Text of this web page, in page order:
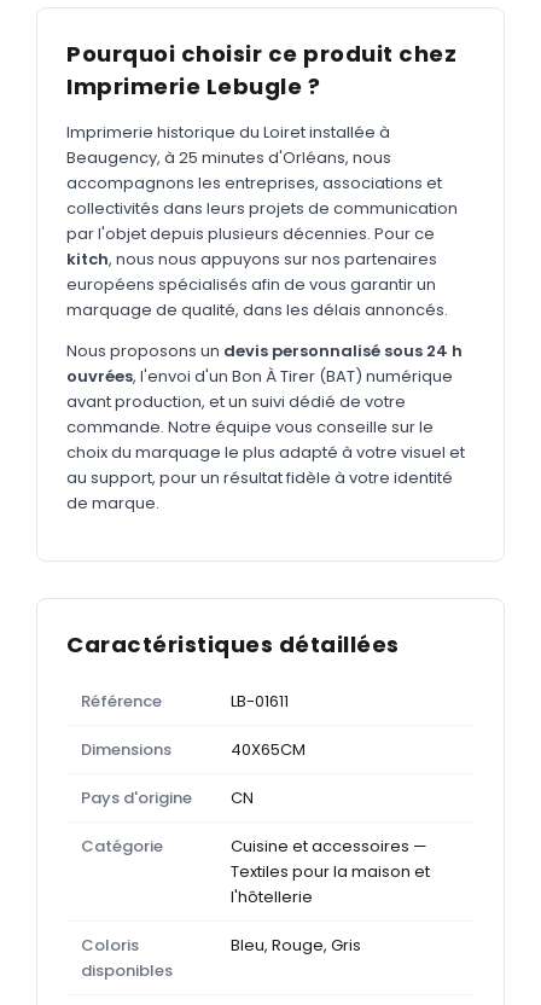
Tee-shirts
Polos Nouveau
Sweatshirts
GOODIES
Catalogue complet Nouveau
Bureau & écriture
Sacs & voyages
Verres & déjeuner
Technologie
Vêtements
Outils & porte-clés
Cuisine
Pourquoi choisir ce produit chez
Imprimerie Lebugle ?
Imprimerie historique du Loiret installée à
Beaugency, à 25 minutes d'Orléans, nous
accompagnons les entreprises, associations et
collectivités dans leurs projets de communication
par l'objet depuis plusieurs décennies. Pour ce
kitch, nous nous appuyons sur nos partenaires
européens spécialisés afin de vous garantir un
marquage de qualité, dans les délais annoncés.
Nous proposons un devis personnalisé sous 24 h
ouvrées, l'envoi d'un Bon À Tirer (BAT) numérique
avant production, et un suivi dédié de votre
commande. Notre équipe vous conseille sur le
choix du marquage le plus adapté à votre visuel et
au support, pour un résultat fidèle à votre identité
de marque.
Caractéristiques détaillées
Référence LB-01611
Dimensions 40X65CM
Pays d'origine CN
Catégorie
Cuisine et accessoires —
Textiles pour la maison et
l'hôtellerie
Coloris
disponibles
Bleu, Rouge, Gris